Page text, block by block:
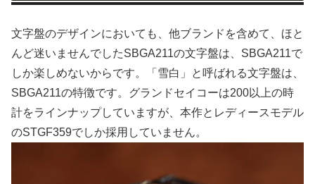
文字盤のデザインにおいても、他ブランドを含めて、ほと
んど迷いませんでしたSBGA211の文字盤は、SBGA211で
しか楽しめないからです。「雪白」と呼ばれる文字盤は、
SBGA211の特徴です。グランドセイコーは200以上の時
計をラインナップしていますが、本作とレディースモデル
のSTGF359でしか採用していません。